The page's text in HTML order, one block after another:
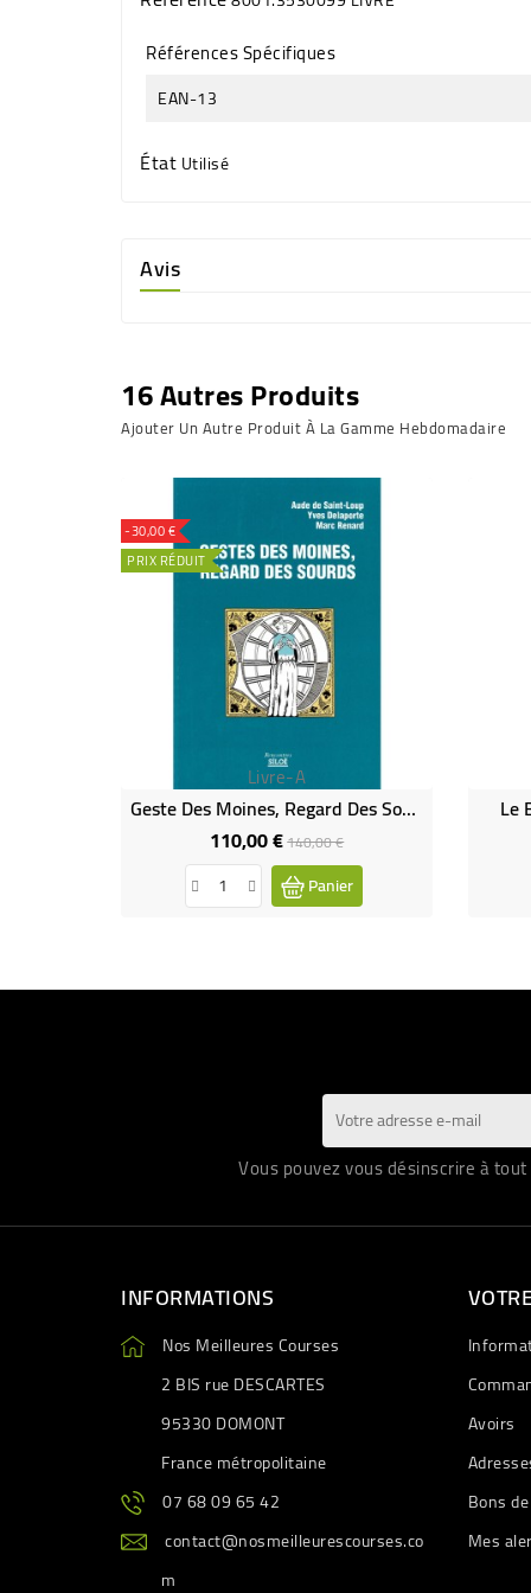
Références Spécifiques
EAN-13
ÉtatUtilisé
Avis
16 Autres Produits
Ajouter Un Autre Produit À La Gamme Hebdomadaire
Livre-A
-30,00 €
PRIX RÉDUIT
Geste Des Moines, Regard Des Sourds ( Livre Rare - Épuisé)
110,00 €Prix
de
base
140,00 €Prix
Panier
Le
Vous pouvez vous désinscrire à
INFORMATIONS
Nos Meilleures Courses
2 BIS rue DESCARTES
95330 DOMONT
France métropolitaine
07 68 09 65 42
contact@nosmeilleurescourses.co
m
Avoirs
Bons
Mes